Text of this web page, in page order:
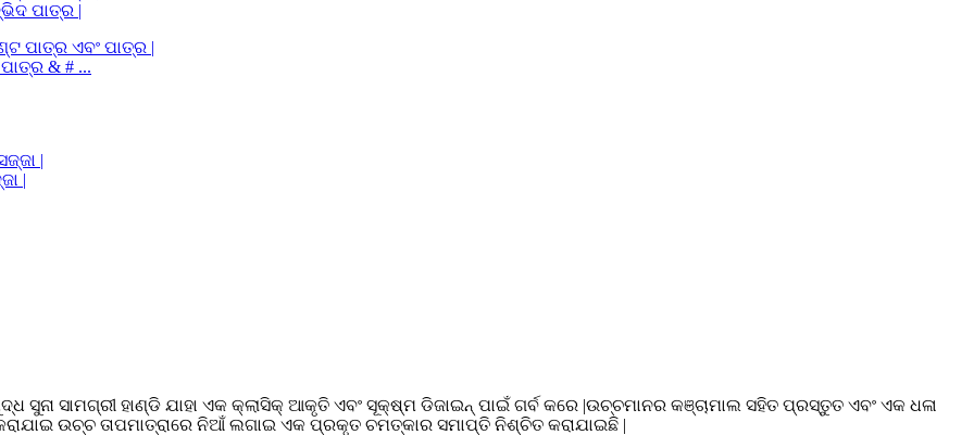
ପାତ୍ର |
& # ...
|
ସାମଗ୍ରୀ ହାଣ୍ଡି ଯାହା ଏକ କ୍ଲାସିକ୍ ଆକୃତି ଏବଂ ସୂକ୍ଷ୍ମ ଡିଜାଇନ୍ ପାଇଁ ଗର୍ବ କରେ |ଉଚ୍ଚମାନର କଞ୍ଚାମାଲ ସହିତ ପ୍ରସ୍ତୁତ ଏବଂ ଏକ ଧଳା
ଉଚ୍ଚ ତାପମାତ୍ରାରେ ନିଆଁ ଲଗାଇ ଏକ ପ୍ରକୃତ ଚମତ୍କାର ସମାପ୍ତି ନିଶ୍ଚିତ କରାଯାଇଛି |